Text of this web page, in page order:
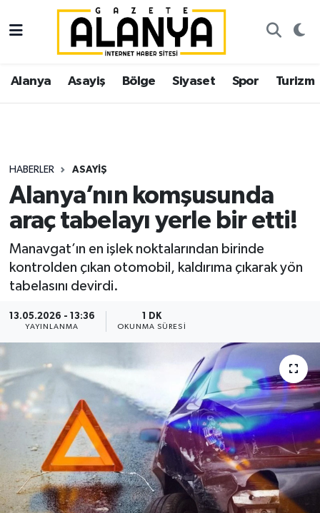
Alanya Asayiş Bölge Siyaset Spor Turizm
HABERLER ASAYIŞ
Alanya’nın komşusunda
araç tabelayı yerle bir etti!
Manavgat’ın en işlek noktalarından birinde
kontrolden çıkan otomobil, kaldırıma çıkarak yön
tabelasını devirdi.
13.05.2026 - 13:36
YAYINLANMA
1 DK
OKUNMA SÜRESI
Alanya
Asayiş
Siyaset
Spor
Turizm
Ekonomi
İstanbul Nöbetçi Eczaneler
İstanbul Hava Durumu
Süper Lig Puan Durumu ve Fikstür
Tüm Manşetler
Son Dakika Haberleri
Haber Arşivi